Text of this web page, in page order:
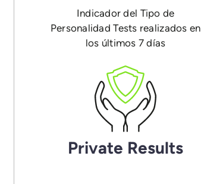
Indicador del Tipo de
Personalidad Tests realizados en
los últimos 7 días
Private Results